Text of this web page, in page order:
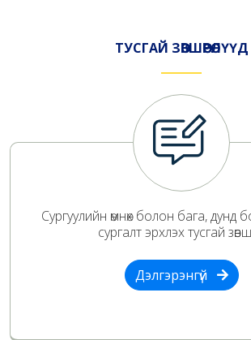
ТУСГАЙ ЗӨВШӨӨРӨЛҮҮД
Сургуулийн өмнөх болон бага, дунд
сургалт эрхлэх тусгай
Дэлгэрэнгүй